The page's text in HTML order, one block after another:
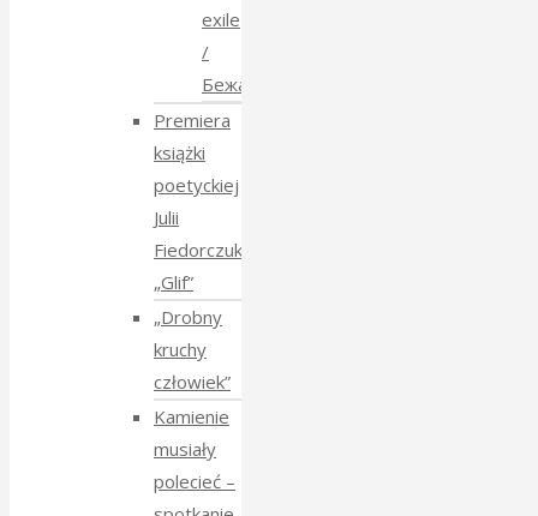
exile
/
Бежанства
Premiera
książki
poetyckiej
Julii
Fiedorczuk
„Glif”
„Drobny
kruchy
człowiek”
Kamienie
musiały
polecieć –